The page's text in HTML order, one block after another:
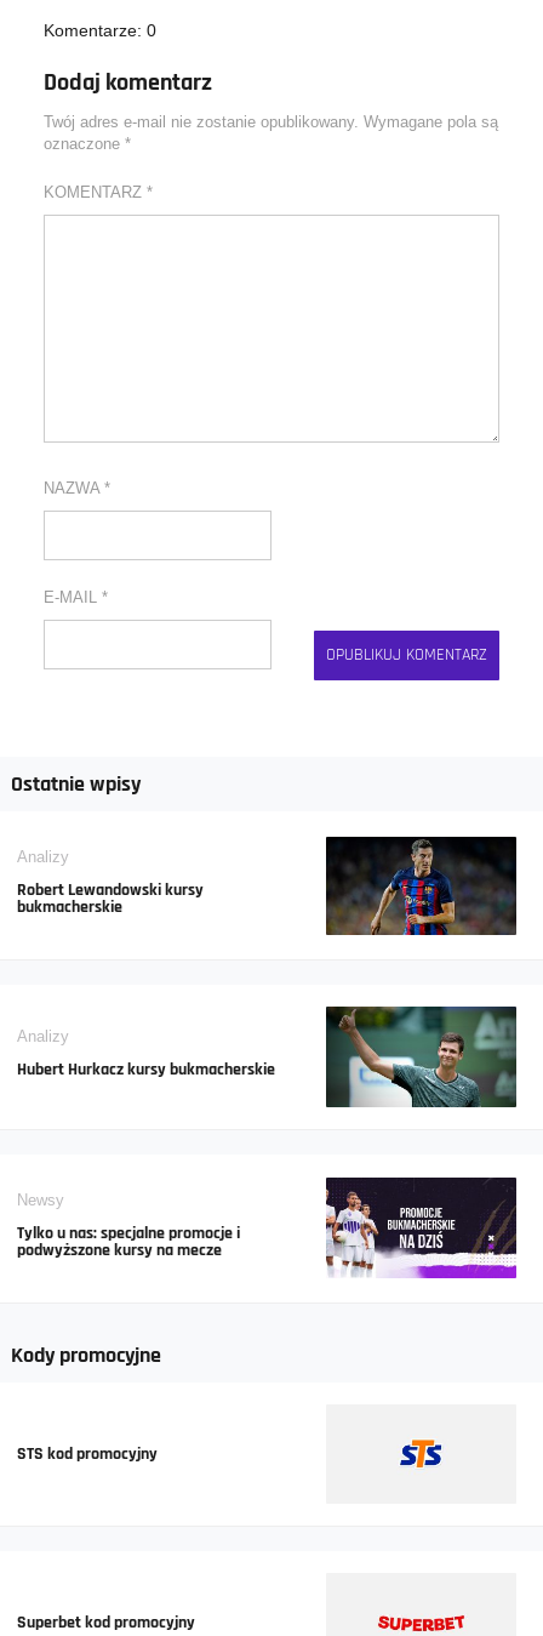
Komentarze: 0
Dodaj komentarz
Twój adres e-mail nie zostanie opublikowany. Wymagane pola są
oznaczone *
KOMENTARZ *
NAZWA *
E-MAIL *
Ostatnie wpisy
Analizy
Robert Lewandowski kursy
bukmacherskie
Analizy
Hubert Hurkacz kursy bukmacherskie
Newsy
Tylko u nas: specjalne promocje i
podwyższone kursy na mecze
Kody promocyjne
STS kod promocyjny
Superbet kod promocyjny